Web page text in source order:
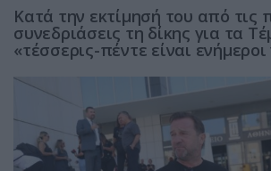
Κατά την εκτίμησή του από τις
συνεδριάσεις τη δίκης για τα
«τέσσερις-πέντε είναι